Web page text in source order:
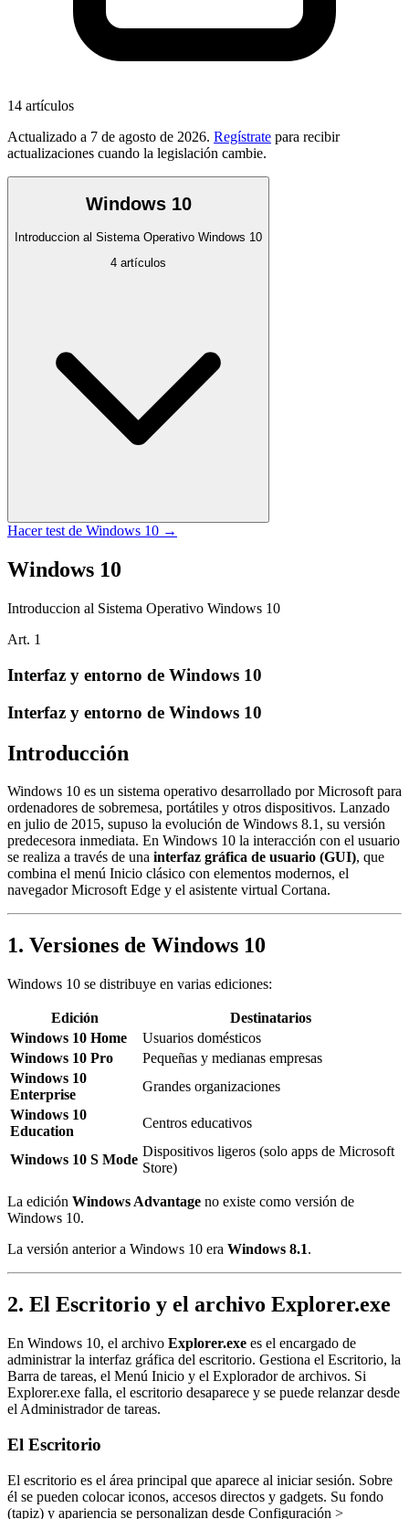
14 artículos
Actualizado a 7 de agosto de 2026. Regístrate para recibir
actualizaciones cuando la legislación cambie.
Windows 10
Introduccion al Sistema Operativo Windows 10
4 artículos
Hacer test de Windows 10 →
Windows 10
Introduccion al Sistema Operativo Windows 10
Art. 1
Interfaz y entorno de Windows 10
Interfaz y entorno de Windows 10
Introducción
Windows 10 es un sistema operativo desarrollado por Microsoft para
ordenadores de sobremesa, portátiles y otros dispositivos. Lanzado
en julio de 2015, supuso la evolución de Windows 8.1, su versión
predecesora inmediata. En Windows 10 la interacción con el usuario
se realiza a través de una interfaz gráfica de usuario (GUI), que
combina el menú Inicio clásico con elementos modernos, el
navegador Microsoft Edge y el asistente virtual Cortana.
1. Versiones de Windows 10
Windows 10 se distribuye en varias ediciones:
Edición
Destinatarios
Windows 10 Home
Usuarios domésticos
Windows 10 Pro
Pequeñas y medianas empresas
Windows 10
Enterprise
Grandes organizaciones
Windows 10
Education
Centros educativos
Windows 10 S Mode
Dispositivos ligeros (solo apps de Microsoft
Store)
La edición Windows Advantage no existe como versión de
Windows 10.
La versión anterior a Windows 10 era Windows 8.1.
2. El Escritorio y el archivo Explorer.exe
En Windows 10, el archivo Explorer.exe es el encargado de
administrar la interfaz gráfica del escritorio. Gestiona el Escritorio, la
Barra de tareas, el Menú Inicio y el Explorador de archivos. Si
Explorer.exe falla, el escritorio desaparece y se puede relanzar desde
el Administrador de tareas.
El Escritorio
El escritorio es el área principal que aparece al iniciar sesión. Sobre
él se pueden colocar iconos, accesos directos y gadgets. Su fondo
(tapiz) y apariencia se personalizan desde Configuración >